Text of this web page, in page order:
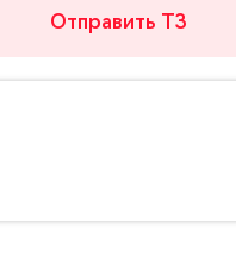
Отправить ТЗ